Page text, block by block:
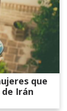
que
Irán